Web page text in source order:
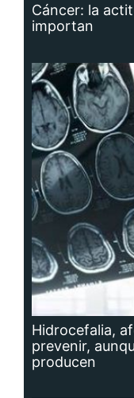
Cáncer: la
importan
Hidrocefalia,
prevenir,
producen